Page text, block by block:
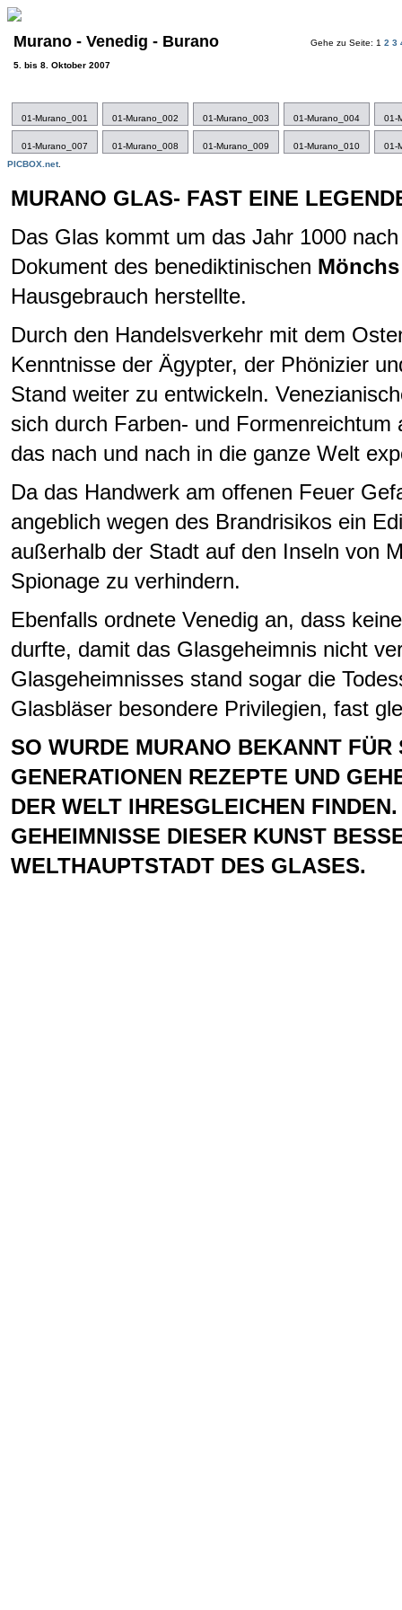
Murano - Venedig - Burano
5. bis 8. Oktober 2007
Gehe zu Seite: 1 2 3
01-Murano_001 01-Murano_002 01-Murano_003 01-Murano_004 01-
01-Murano_007 01-Murano_008 01-Murano_009 01-Murano_010
01-
PICBOX.net.
MURANO GLAS- FAST EINE
Das Glas kommt um das Jahr 1000
Dokument des benediktinischen
Hausgebrauch herstellte.
Durch den Handelsverkehr mit dem
Kenntnisse der Ägypter, der Phönizier
Stand weiter zu entwickeln.
sich durch Farben- und
das nach und nach in die ganze Welt
Da das Handwerk am offenen Feuer
angeblich wegen des Brandrisikos ein
außerhalb der Stadt auf den Inseln von
Spionage zu verhindern.
Ebenfalls ordnete Venedig an, dass
durfte, damit das Glasgeheimnis nicht
Glasgeheimnisses stand sogar die
Glasbläser besondere Privilegien, fast
SO WURDE MURANO BEKANNT
GENERATIONEN REZEPTE UND
DER WELT IHRESGLEICHEN
GEHEIMNISSE DIESER KUNST
WELTHAUPTSTADT DES GLASES.